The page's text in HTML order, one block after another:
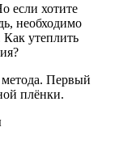
если хотите
необходимо
Как утеплить
метода. Первый
плёнки.